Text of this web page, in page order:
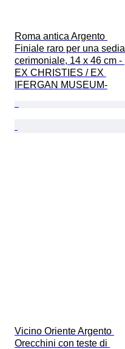
Roma antica Argento
Finiale raro per una sedia
cerimoniale, 14 x 46 cm -
EX CHRISTIES / EX
IFERGAN MUSEUM-
Vicino Oriente Argento
Orecchini con teste di